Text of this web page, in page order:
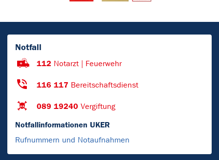
Notfall
112 Notarzt | Feuerwehr
116 117 Bereitschaftsdienst
089 19240 Vergiftung
Notfallinformationen UKER
Rufnummern und Notaufnahmen